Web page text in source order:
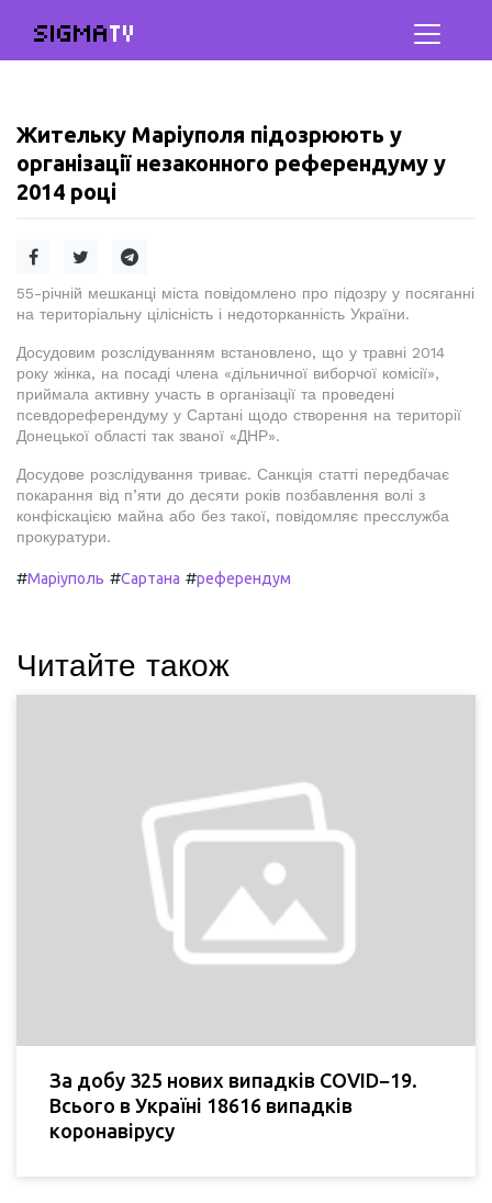
SIGMATV
Жительку Маріуполя підозрюють у
організації незаконного референдуму у
2014 році
55-річній мешканці міста повідомлено про підозру у посяганні
на територіальну цілісність і недоторканність України.
Досудовим розслідуванням встановлено, що у травні 2014
року жінка, на посаді члена «дільничної виборчої комісії»,
приймала активну участь в організації та проведені
псевдореферендуму у Сартані щодо створення на території
Донецької області так званої «ДНР».
Досудове розслідування триває. Санкція статті передбачає
покарання від п’яти до десяти років позбавлення волі з
конфіскацією майна або без такої, повідомляє пресслужба
прокуратури.
#Маріуполь #Сартана #референдум
Читайте також
За добу 325 нових випадків COVID−19.
Всього в Україні 18616 випадків
коронавірусу